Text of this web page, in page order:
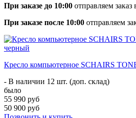
При заказе до 10:00 отправляем заказ
При заказе после 10:00 отправляем
Кресло компьютерное SCHAIRS
- В наличии 12 шт. (доп. склад)
было
55 990 руб
50 900 руб